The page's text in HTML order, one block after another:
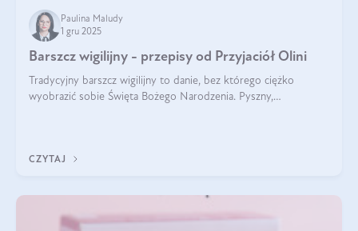
Paulina Maludy
1 gru 2025
Barszcz wigilijny - przepisy od Przyjaciół Olini
Tradycyjny barszcz wigilijny to danie, bez którego ciężko
wyobrazić sobie Święta Bożego Narodzenia. Pyszny,
CZYTAJ